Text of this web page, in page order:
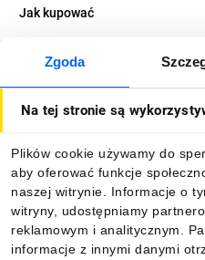
Zgoda
Na tej stronie są
Plików cookie używamy do
aby oferować funkcje
naszej witrynie. Informacje o
witryny, udostępniamy
reklamowym i analitycznym.
informacje z innymi danymi
Jak kupować
O firmie
Informacje
Pobierz naszą